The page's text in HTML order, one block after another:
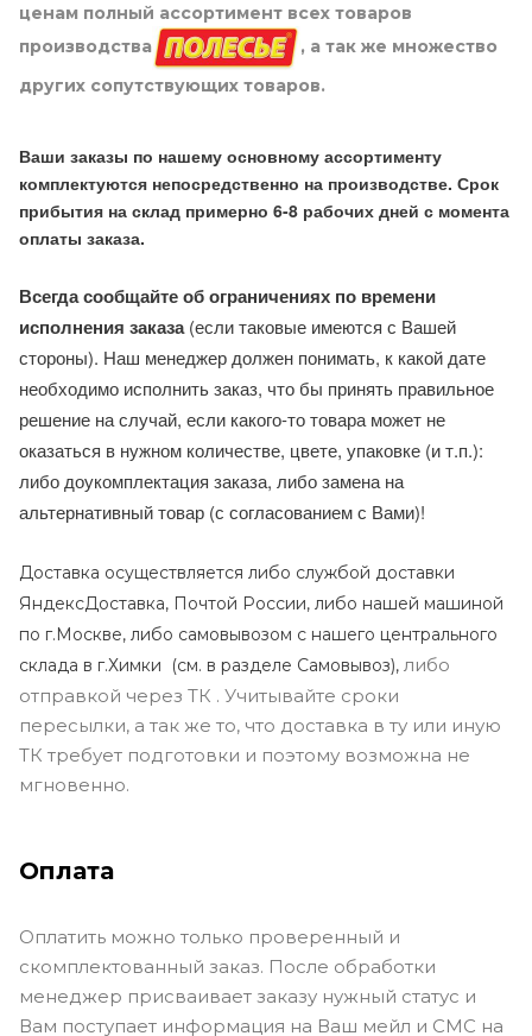
ценам полный ассортимент всех товаров
производства
, а так же множество
других сопутствующих товаров.
Ваши заказы по нашему основному ассортименту
комплектуются непосредственно на производстве. Срок
прибытия на склад примерно 6-8 рабочих дней с момента
оплаты заказа.
Всегда сообщайте об ограничениях по времени
исполнения заказа(если таковые имеются с Вашей
стороны). Наш менеджер должен понимать, к какой дате
необходимо исполнить заказ, что бы принять правильное
решение на случай, если какого-то товара может не
оказаться в нужном количестве, цвете, упаковке (и т.п.):
либо доукомплектация заказа, либо замена на
альтернативный товар (с согласованием с Вами)!
Доставка осуществляется либо службой доставки
ЯндексДоставка, Почтой России, либо нашей машиной
по г.Москве, либо самовывозом с нашего центрального
склада в г.Химки (см. в разделе Самовывоз), либо
отправкой через ТК . Учитывайте сроки
пересылки, а так же то, что доставка в ту или иную
ТК требует подготовки и поэтому возможна не
мгновенно.
Оплата
Оплатить можно только проверенный и
скомплектованный заказ. После обработки
менеджер присваивает заказу нужный статус и
Вам поступает информация на Ваш мейл и СМС на